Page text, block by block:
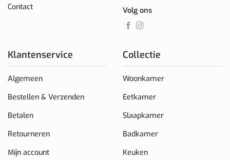
Contact
Klantenservice
Algemeen
Bestellen & Verzenden
Betalen
Retourneren
Mijn account
Collectie
Woonkamer
Eetkamer
Slaapkamer
Badkamer
Keuken
Volg ons